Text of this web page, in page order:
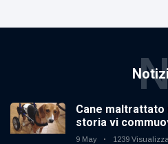
N
Cane
storia vi
9 May 1239